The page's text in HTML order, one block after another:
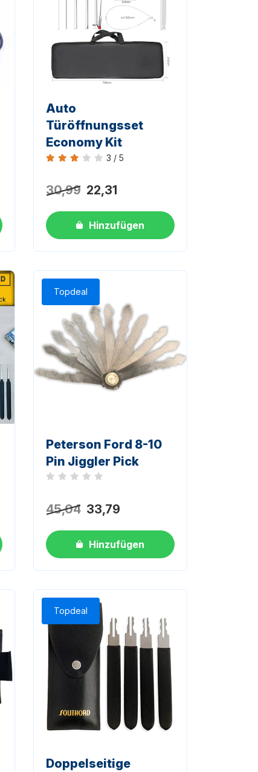
Auto
Türöffnungsset
Economy Kit
Bewertung 3 von 5
3 / 5
30,99 22,31
Hinzufügen
Topdeal
Peterson Ford 8-10
Pin Jiggler Pick
Noch keine Bewertungen
45,04 33,79
Hinzufügen
Topdeal
Doppelseitige